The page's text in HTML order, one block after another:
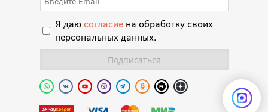
Я даю согласиена обработку своих
персональных данных.